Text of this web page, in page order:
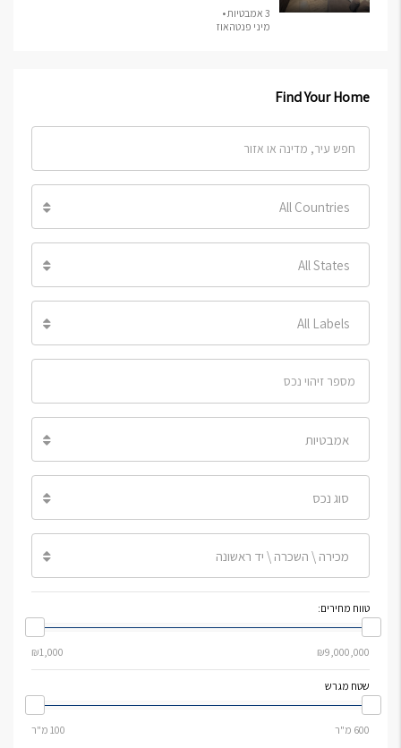
3 אמבטיות •
מיני פנטהאוז
Find Your Home
All Countries
All States
All Labels
אמבטיות
סוג נכס
מכירה \ השכרה \ יד ראשונה
טווח מחירים:
שטח מגרש